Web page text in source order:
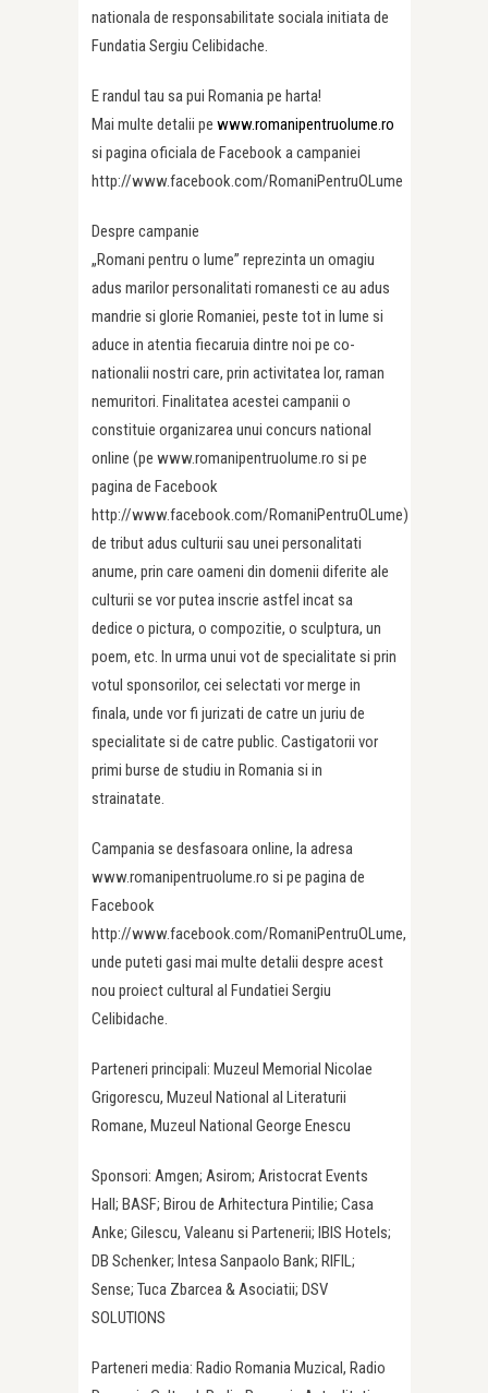
nationala de responsabilitate sociala initiata de
Fundatia Sergiu Celibidache.
E randul tau sa pui Romania pe harta!
Mai multe detalii pe www.romanipentruolume.ro
si pagina oficiala de Facebook a campaniei
http://www.facebook.com/RomaniPentruOLume
Despre campanie
„Romani pentru o lume” reprezinta un omagiu
adus marilor personalitati romanesti ce au adus
mandrie si glorie Romaniei, peste tot in lume si
aduce in atentia fiecaruia dintre noi pe co-
nationalii nostri care, prin activitatea lor, raman
nemuritori. Finalitatea acestei campanii o
constituie organizarea unui concurs national
online (pe www.romanipentruolume.ro si pe
pagina de Facebook
http://www.facebook.com/RomaniPentruOLume)
de tribut adus culturii sau unei personalitati
anume, prin care oameni din domenii diferite ale
culturii se vor putea inscrie astfel incat sa
dedice o pictura, o compozitie, o sculptura, un
poem, etc. In urma unui vot de specialitate si prin
votul sponsorilor, cei selectati vor merge in
finala, unde vor fi jurizati de catre un juriu de
specialitate si de catre public. Castigatorii vor
primi burse de studiu in Romania si in
strainatate.
Campania se desfasoara online, la adresa
www.romanipentruolume.ro si pe pagina de
Facebook
http://www.facebook.com/RomaniPentruOLume,
unde puteti gasi mai multe detalii despre acest
nou proiect cultural al Fundatiei Sergiu
Celibidache.
Parteneri principali: Muzeul Memorial Nicolae
Grigorescu, Muzeul National al Literaturii
Romane, Muzeul National George Enescu
Sponsori: Amgen; Asirom; Aristocrat Events
Hall; BASF; Birou de Arhitectura Pintilie; Casa
Anke; Gilescu, Valeanu si Partenerii; IBIS Hotels;
DB Schenker; Intesa Sanpaolo Bank; RIFIL;
Sense; Tuca Zbarcea & Asociatii; DSV
SOLUTIONS
Parteneri media: Radio Romania Muzical, Radio